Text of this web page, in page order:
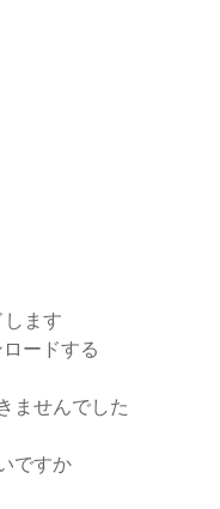
ます
ードする
ませんでした
ですか